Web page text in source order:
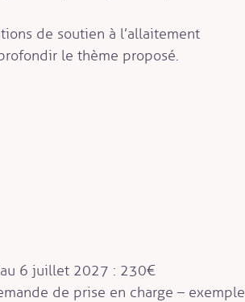
de soutien à l’allaitement
le thème proposé.
6 juillet 2027 : 230€
de prise en charge – exemple